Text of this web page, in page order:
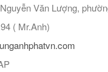
Văn Lượng,
( Mr.Anh)